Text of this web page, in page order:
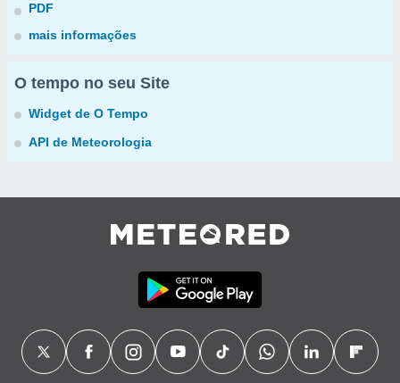
PDF
mais informações
O tempo no seu Site
Widget de O Tempo
API de Meteorologia